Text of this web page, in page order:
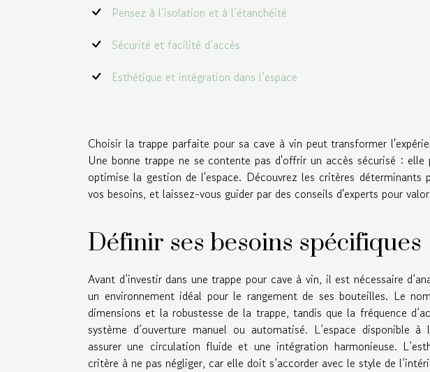
Pensez à l’isolation et à l’étanchéité
Sécurité et facilité d’accès
Esthétique et intégration dans l’espace
Choisir la trappe parfaite pour sa cave à vin peut transformer
Une bonne trappe ne se contente pas d'offrir un accès sécurisé :
optimise la gestion de l'espace. Découvrez les critères
vos besoins, et laissez-vous guider par des conseils d'experts pour
Définir ses besoins spécifiques
Avant d’investir dans une trappe pour cave à vin, il est nécessaire
un environnement idéal pour le rangement de ses bouteilles. Le
dimensions et la robustesse de la trappe, tandis que la fréquence
système d’ouverture manuel ou automatisé. L’espace disponible
assurer une circulation fluide et une intégration harmonieuse.
critère à ne pas négliger, car elle doit s’accorder avec le style de